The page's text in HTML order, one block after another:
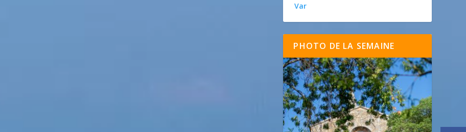
Var
PHOTO DE LA SEMAINE